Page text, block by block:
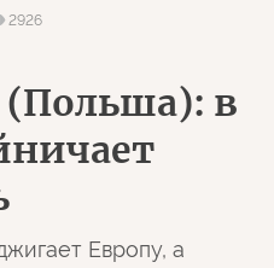
2926
(Польша): в
Европу, а